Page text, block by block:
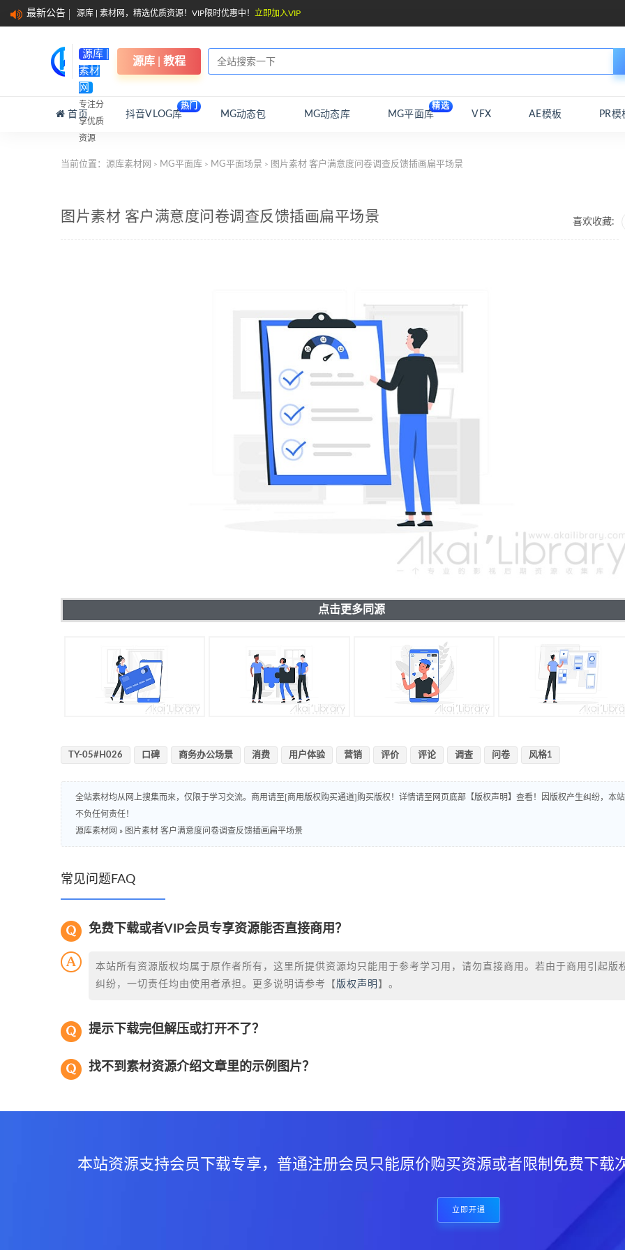
最新公告 源库 | 素材网，精选优质资源！VIP限时优惠中！ 立即加入VIP
源库 |
素材
网
专注分
享优质
资源
源库 | 教程
首页 抖音VLOG库
热门
MG动态包 MG动态库 MG平面库
精选
VFX AE模板 PR模
当前位置： 源库素材网 > MG平面库 > MG平面场景 > 图片素材 客户满意度问卷调查反馈插画扁平场景
喜欢收藏:
图片素材 客户满意度问卷调查反馈插画扁平场景
点击更多同源
TY-05#H026 口碑 商务办公场景 消费 用户体验 营销 评价 评论 调查 问卷 风格1
全站素材均从网上搜集而来，仅限于学习交流。商用请至[商用版权购买通道]购买版权！详情请至网页底部【版权声明】查看！因版权产生纠纷，本站
不负任何责任！
源库素材网 » 图片素材 客户满意度问卷调查反馈插画扁平场景
常见问题FAQ
免费下载或者VIP会员专享资源能否直接商用？
本站所有资源版权均属于原作者所有，这里所提供资源均只能用于参考学习用，请勿直接商用。若由于商用引起版
纠纷，一切责任均由使用者承担。更多说明请参考【 版权声明 】。
提示下载完但解压或打开不了？
找不到素材资源介绍文章里的示例图片？
本站资源支持会员下载专享，普通注册会员只能原价购买资源或者限制免费下载
立即开通